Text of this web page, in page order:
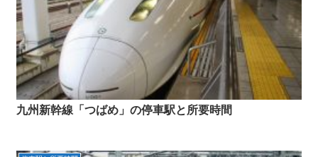
九州新幹線「つばめ」の停車駅と所要時間